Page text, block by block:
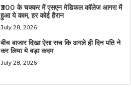
₹300 के चक्कर में एसएन मेडिकल कॉलेज आगरा में
हुआ ये काम, हर कोई हैरान
July 28, 2026
बीच बाजार दिखा ऐसा सच कि अगले ही दिन पति ने
कर लिया ये बड़ा कदम
July 28, 2026